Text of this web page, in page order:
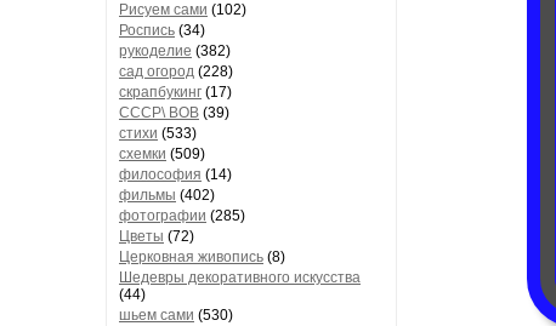
Рисуем сами (102)
Роспись (34)
рукоделие (382)
сад огород (228)
скрапбукинг (17)
СССР\ ВОВ (39)
стихи (533)
схемки (509)
философия (14)
фильмы (402)
фотографии (285)
Цветы (72)
Церковная живопись (8)
Шедевры декоративного искусства
(44)
шьем сами (530)